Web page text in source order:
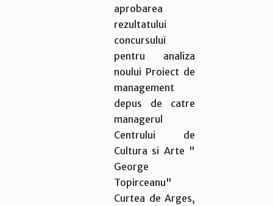
aprobarea
rezultatului
concursului
pentru analiza
noului Proiect de
management
depus de catre
managerul
Centrului de
Cultura si Arte "
George
Topirceanu"
Curtea de Arges,